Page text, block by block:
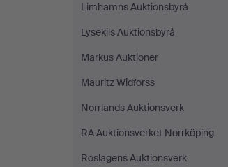
Limhamns Auktionsbyrå
Lysekils Auktionsbyrå
Markus Auktioner
Mauritz Widforss
Norrlands Auktionsverk
RA Auktionsverket Norrköping
Roslagens Auktionsverk